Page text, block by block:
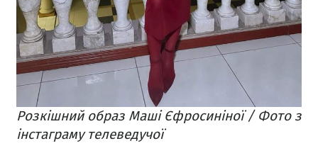
Розкішний образ Маші Єфросиніної / Фото з
інстаграму телеведучої